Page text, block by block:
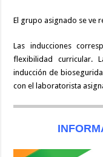
El grupo asignado se ve
Las inducciones
flexibilidad curricular.
inducción de
con el laboratorista